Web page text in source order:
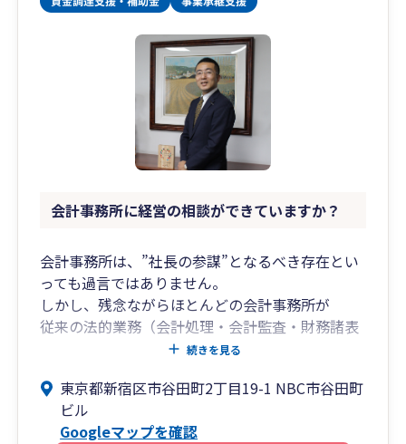
会計事務所に経営の相談ができていますか？
会計事務所は、”社長の参謀”となるべき存在とい
っても過言ではありません。
しかし、残念ながらほとんどの会計事務所が
従来の法的業務（会計処理・会計監査・財務諸表
の作成、法律に遵守した税務申告書の作成）に終
大半の社長がそのサービスに不満を感じているよ
うです。
続きを見る
東京都新宿区市谷田町2丁目19-1 NBC市谷田町
ビル
Googleマップを確認